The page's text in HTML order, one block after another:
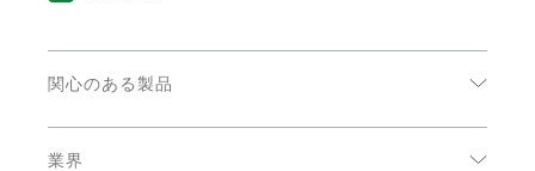
関心のある製品
データ分析
業界